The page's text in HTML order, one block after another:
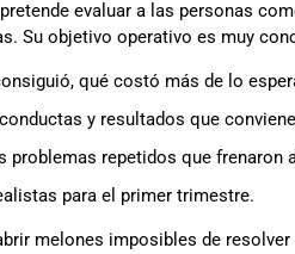
evaluar a las personas
Su objetivo operativo es muy
qué costó más de lo
y resultados que
problemas repetidos que frenaron
para el primer trimestre.
melones imposibles de